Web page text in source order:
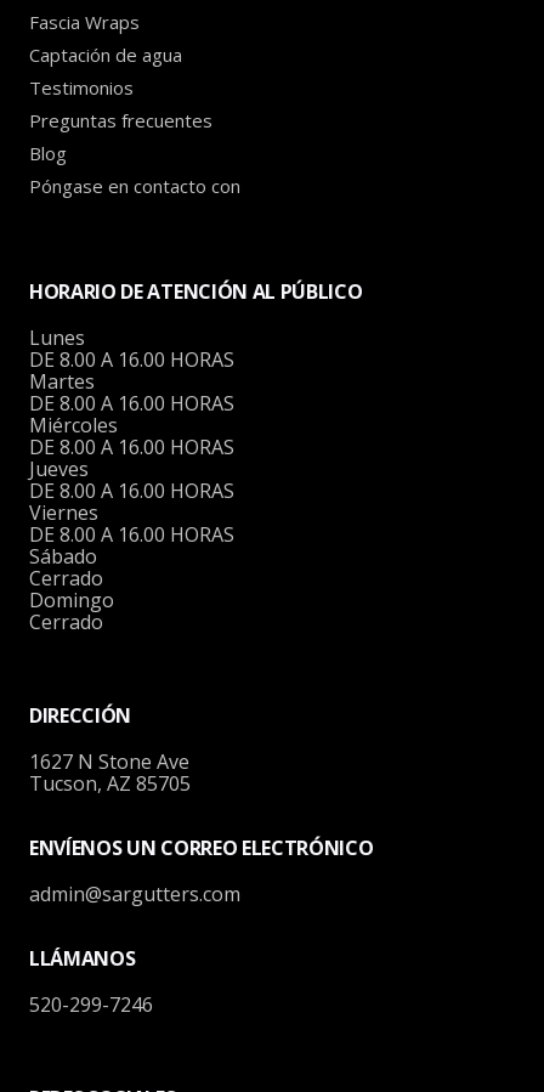
Fascia Wraps
Captación de agua
Testimonios
Preguntas frecuentes
Blog
Póngase en contacto con
HORARIO DE ATENCIÓN AL PÚBLICO
Lunes
DE 8.00 A 16.00 HORAS
Martes
DE 8.00 A 16.00 HORAS
Miércoles
DE 8.00 A 16.00 HORAS
Jueves
DE 8.00 A 16.00 HORAS
Viernes
DE 8.00 A 16.00 HORAS
Sábado
Cerrado
Domingo
Cerrado
DIRECCIÓN
1627 N Stone Ave
Tucson, AZ 85705
ENVÍENOS UN CORREO ELECTRÓNICO
admin@sargutters.com
LLÁMANOS
520-299-7246